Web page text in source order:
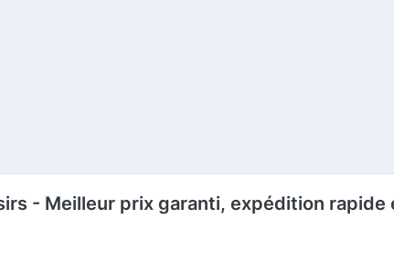
- Meilleur prix garanti, expédition